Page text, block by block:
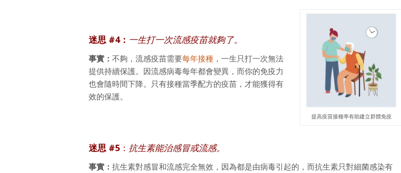
提高疫苗接種率有助建立群體免疫
迷思 #4： 一生打一次流感疫苗就夠了。
事實： 不夠，流感疫苗需要每年接種 ，一生只打一次無法
提供持續保護。因流感病毒每年都會變異，而你的免疫力
也會隨時間下降。只有接種當季配方的疫苗，才能獲得有
效的保護。
迷思 #5 ： 抗生素能治感冒或流感。
事實： 抗生素對感冒和流感完全無效，因為都是由病毒引起的，而抗生素只對細菌感染有